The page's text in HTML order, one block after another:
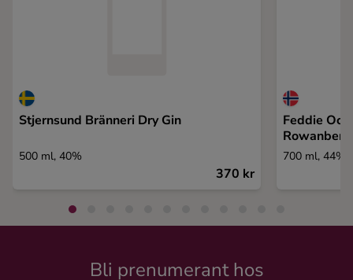
Stjernsund Bränneri Dry Gin
500 ml, 40%
370 kr
Feddie
700 ml, 44%
Bli prenumerant hos